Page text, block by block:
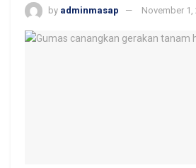
by adminmasap November 1,